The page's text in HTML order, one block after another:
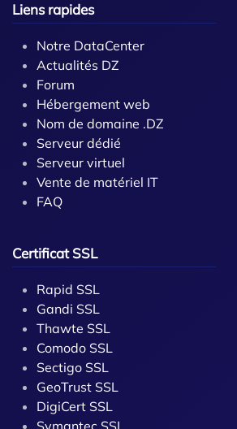
Liens rapides
Notre DataCenter
Actualités DZ
Forum
Hébergement web
Nom de domaine .DZ
Serveur dédié
Serveur virtuel
Vente de matériel IT
FAQ
Certificat SSL
Rapid SSL
Gandi SSL
Thawte SSL
Comodo SSL
Sectigo SSL
GeoTrust SSL
DigiCert SSL
Symantec SSL